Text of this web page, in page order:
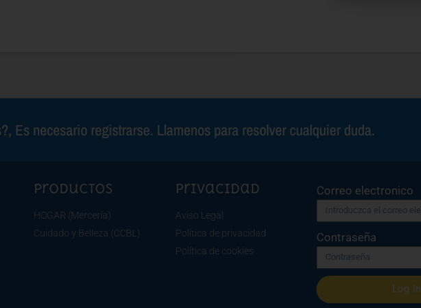
Es necesario registrarse. Llamenos para resolver cualquier duda.
Productos
HOGAR (Mercería)
Cuidado y Belleza (CCBL)
Privacidad
Aviso Legal
Política de privacidad
Política de cookies
Correo electronico
Contraseña
Log In